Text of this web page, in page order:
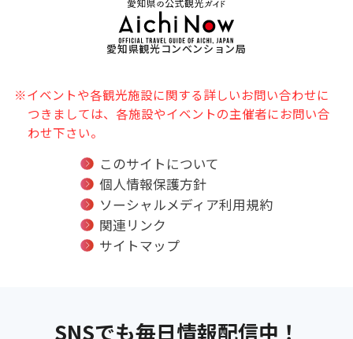
愛知県観光コンベンション局
※イベントや各観光施設に関する詳しいお問い合わせに
つきましては、各施設やイベントの主催者にお問い合
わせ下さい。
このサイトについて
個人情報保護方針
ソーシャルメディア利用規約
関連リンク
サイトマップ
SNSでも毎日情報配信中！